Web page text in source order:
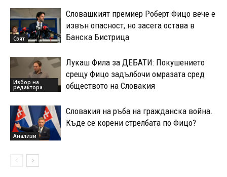
Свят
Словашкият премиер Роберт Фицо вече е
извън опасност, но засега остава в
Банска Бистрица
Избор на
редактора
Лукаш Фила за ДЕБАТИ: Покушението
срещу Фицо задълбочи омразата сред
обществото на Словакия
Анализи
Словакия на ръба на гражданска война.
Къде се корени стрелбата по Фицо?